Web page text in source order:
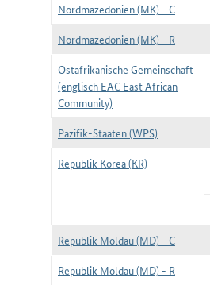
Nordmazedonien (MK) - C
Nordmazedonien (MK) - R
Ostafrikanische Gemeinschaft
(englisch EAC East African
Community)
Pazifik-Staaten (WPS)
Republik Korea (KR)
Republik Moldau (MD) - C
Republik Moldau (MD) - R